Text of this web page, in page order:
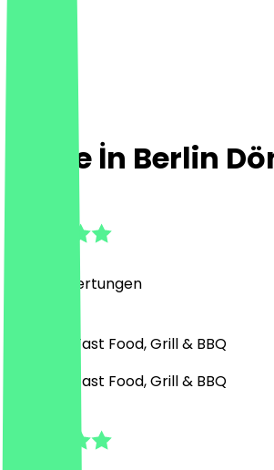
Made İn Berlin
Bewertungen
Türkisch, Fast Food, Grill & BBQ
Türkisch, Fast Food, Grill & BBQ